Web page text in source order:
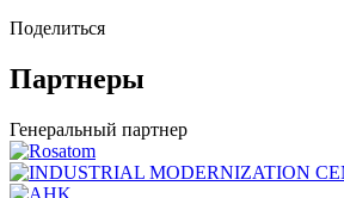
Поделиться
Партнеры
Генеральный партнер